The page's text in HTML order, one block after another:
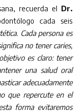
recuerda el Dr.
cada seis
Cada persona es
no tener caries,
es claro: tener
una salud oral
adecuadamente
que repercute en el
forma evitaremos